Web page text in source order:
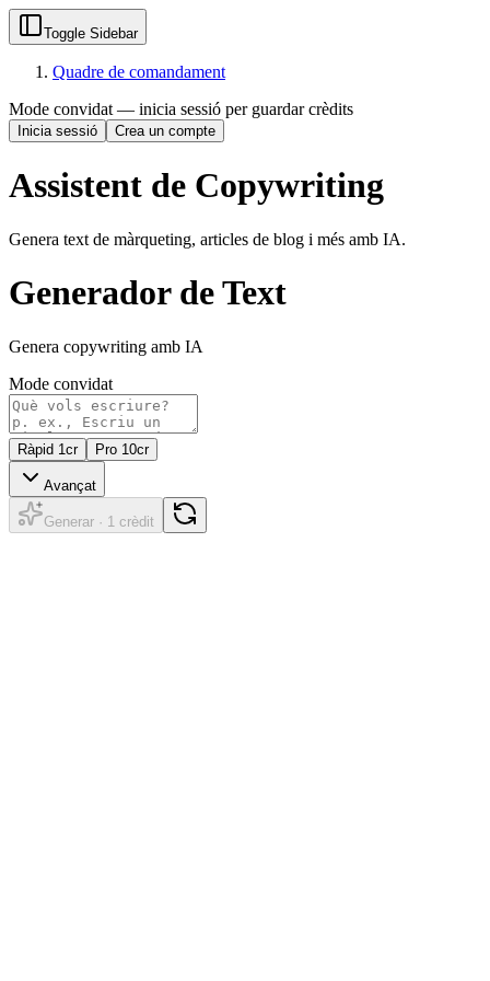
Toggle Sidebar
Quadre de comandament
Mode convidat — inicia sessió per guardar crèdits
Inicia sessió Crea un compte
Assistent de Copywriting
Genera text de màrqueting, articles de blog i més amb IA.
Generador de Text
Genera copywriting amb IA
Mode convidat
Ràpid 1 cr Pro 10cr
Avançat
Generar · 1 crèdit